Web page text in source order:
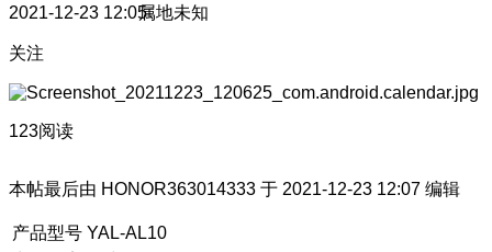
2021-12-23 12:05属地未知
关注
123阅读
本帖最后由 HONOR363014333 于 2021-12-23 12:07 编辑
产品型号 YAL-AL10